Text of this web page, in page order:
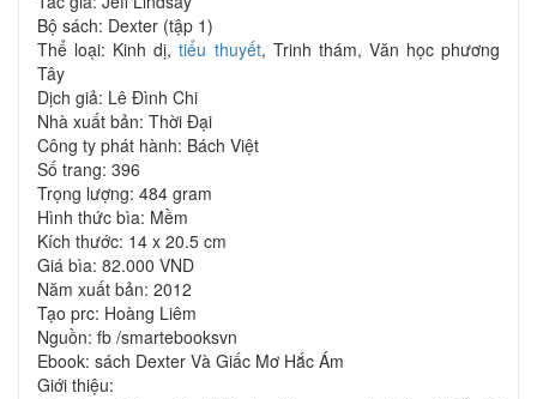
Bộ sách: Dexter (tập 1)
Thể loại: Kinh dị,tiểu thuyết, Trinh thám, Văn học phương
Tây
Dịch giả: Lê Đình Chi
Nhà xuất bản: Thời Đại
Công ty phát hành: Bách Việt
Số trang: 396
Trọng lượng: 484 gram
Hình thức bìa: Mềm
Kích thước: 14 x 20.5 cm
Giá bìa: 82.000 VND
Năm xuất bản: 2012
Tạo prc: Hoàng Liêm
Nguồn: fb /smartebooksvn
Ebook: sách Dexter Và Giấc Mơ Hắc Ám
Giới thiệu: